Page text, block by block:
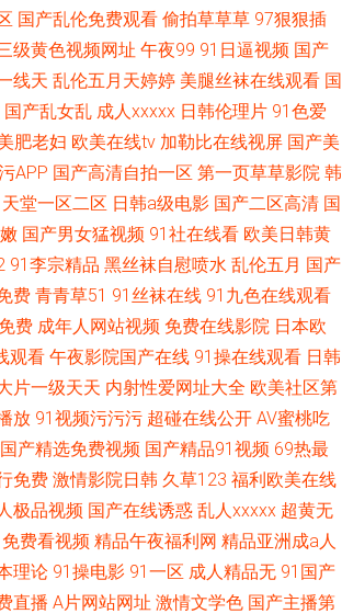
国产乱伦免费观看 偷拍草草草 97狠狠插
级黄色视频网址 午夜99 91日逼视频 国产
线天 乱伦五月天婷婷 美腿丝袜在线观看 国
国产乱女乱 成人xxxxx 日韩伦理片 91色爱
肥老妇 欧美在线tv 加勒比在线视屏 国产美
APP 国产高清自拍一区 第一页草草影院 韩
堂一区二区 日韩a级电影 国产二区高清 国
国产男女猛视频 91社在线看 欧美日韩黄
91李宗精品 黑丝袜自慰喷水 乱伦五月 国产
费 青青草51 91丝袜在线 91九色在线观看
费 成年人网站视频 免费在线影院 日本欧
观看 午夜影院国产在线 91操在线观看 日韩
片一级天天 内射性爱网址大全 欧美社区第
放 91视频污污污 超碰在线公开 AV蜜桃吃
国产精选免费视频 国产精品91视频 69热最
免费 激情影院日韩 久草123 福利欧美在线
极品视频 国产在线诱惑 乱人xxxxx 超黄无
费看视频 精品午夜福利网 精品亚洲成a人
理论 91操电影 91一区 成人精品无 91国产
直播 A片网站网址 激情文学色 国产主播第